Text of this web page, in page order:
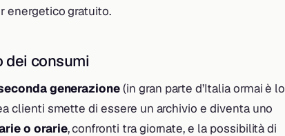
energetico gratuito.
dei consumi
generazione(in gran parte d’Italia ormai è lo
clienti smette di essere un archivio e diventa uno
o orarie, confronti tra giornate, e la possibilità di